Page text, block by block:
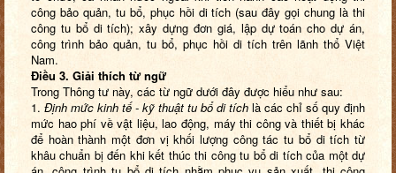
công bảo quản, tu bổ, phục hồi di tích (sau đây gọi chung là thi
công tu bổ di tích); xây dựng đơn giá, lập dự toán cho dự án,
công trình bảo quản, tu bổ, phục hồi di tích trên lãnh thổ Việt
Nam.
Điều 3. Giải thích từ ngữ
Trong Thông tư này, các từ ngữ dưới đây được hiểu như sau:
1. Định mức kinh tế - kỹ thuật tu bổ di tích là các chỉ số quy định
mức hao phí về vật liệu, lao động, máy thi công và thiết bị khác
để hoàn thành một đơn vị khối lượng công tác tu bổ di tích từ
khâu chuẩn bị đến khi kết thúc thi công tu bổ di tích của một dự